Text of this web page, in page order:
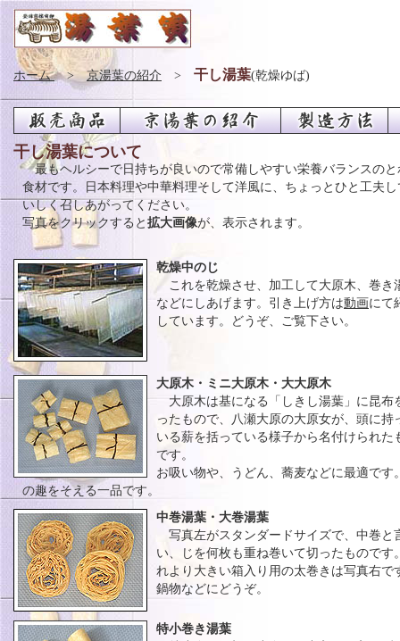
ホーム>京湯葉の紹介 > 干し湯葉(乾燥ゆば)
干し湯葉について
最もヘルシーで日持ちが良いので常備しやすい栄養バランスのと
食材です。日本料理や中華料理そして洋風に、ちょっとひと工夫し
いしく召しあがってください。
写真をクリックすると 拡大画像が、表示されます。
乾燥中のじ
これを乾燥させ、加工して大原木、巻き
などにしあげます。引き上げ方は動画にて
しています。どうぞ、ご覧下さい。
大原木・ミニ大原木・大大原木
大原木は基になる「しきし湯葉」に昆布
ったもので、八瀬大原の大原女が、頭に持
いる薪を括っている様子から名付けられた
です。
お吸い物や、うどん、蕎麦などに最適です
の趣をそえる一品です。
中巻湯葉・大巻湯葉
写真左がスタンダードサイズで、中巻と
い、じを何枚も重ね巻いて切ったものです
れより大きい箱入り用の太巻きは写真右で
鍋物などにどうぞ。
特小巻き湯葉